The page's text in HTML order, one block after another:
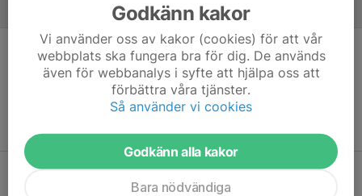
Inget referat skrivet
Godkänn kakor
Vi använder oss av kakor (cookies) för att vår
webbplats ska fungera bra för dig. De används
även för webbanalys i syfte att hjälpa oss att
förbättra våra tjänster.
Så använder vi cookies
Godkänn alla kakor
Bara nödvändiga